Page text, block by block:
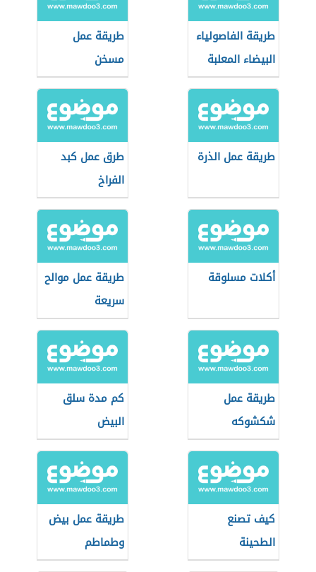
طريقة الفاصولياء
البيضاء المعلبة
طريقة عمل
مسخن
طريقة عمل الذرة
طرق عمل كبد
الفراخ
أكلات مسلوقة
طريقة عمل موالح
سريعة
طريقة عمل
شكشوكه
كم مدة سلق
البيض
كيف تصنع
الطحينة
طريقة عمل بيض
وطماطم